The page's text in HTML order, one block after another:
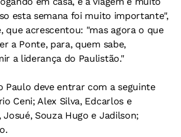
esta semana foi muito importante",
que acrescentou: "mas agora o que
a Ponte, para, quem sabe,
a liderança do Paulistão."
Paulo deve entrar com a seguinte
Ceni; Alex Silva, Edcarlos e
Souza Hugo e Jadilson;